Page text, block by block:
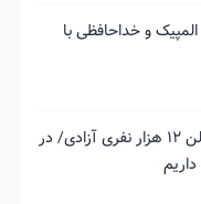
و خداحافظی با
سالن ۱۸ هزار نفری به جای سالن ۱۲ هزار نفری آزادی/ در